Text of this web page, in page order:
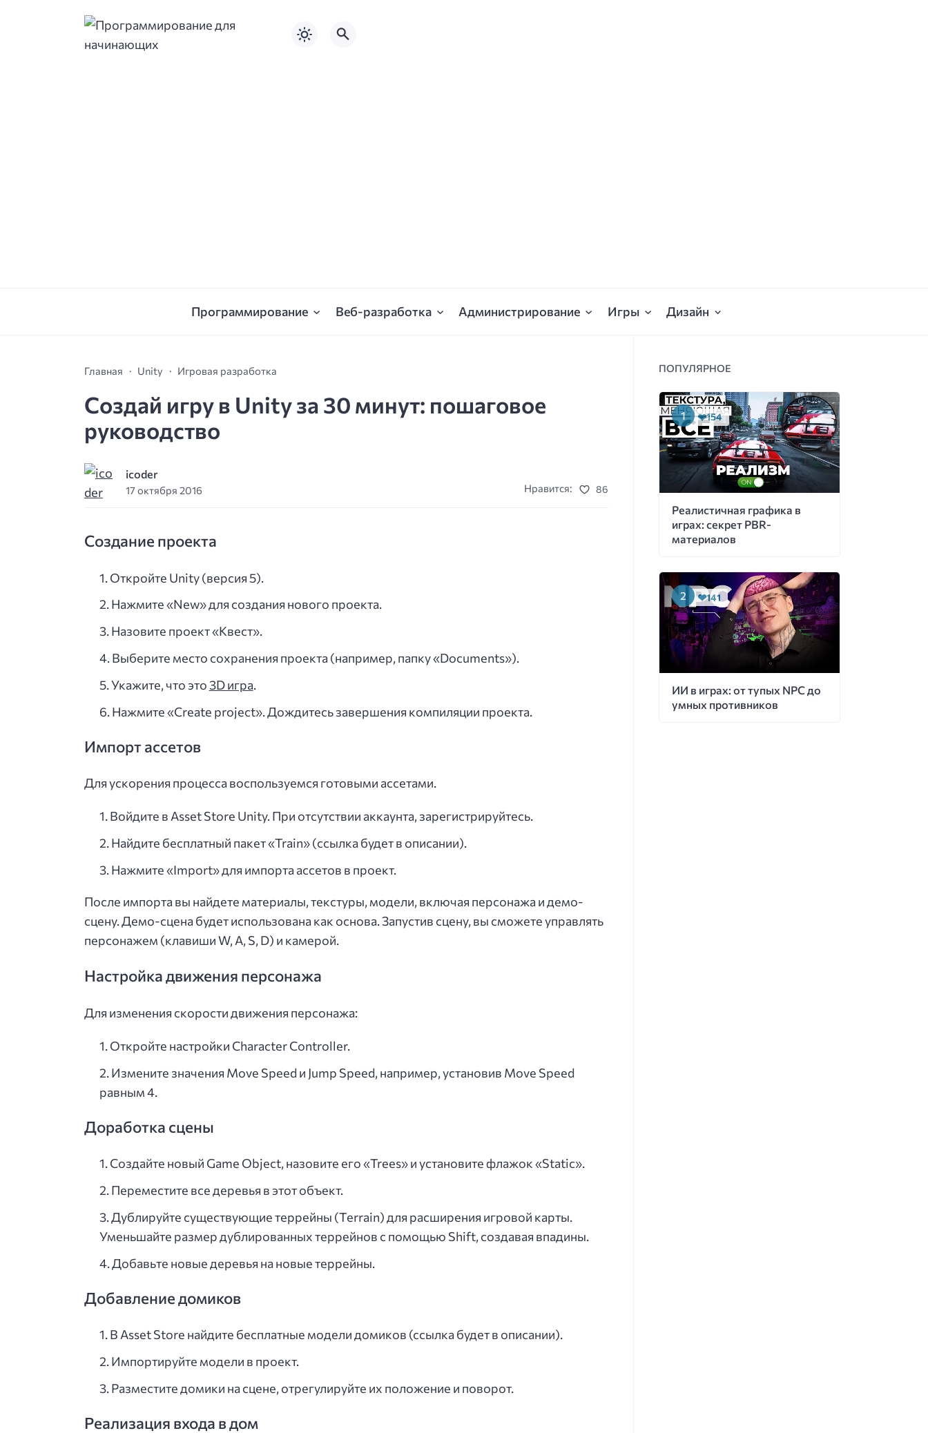
Программирование Веб-разработка Администрирование Игры Дизайн
Главная Unity Игровая разработка
Создай игру в Unity за 30 минут: пошаговое
руководство
icoder
17 октября 2016 Нравится: 86
Создание проекта
Откройте Unity (версия 5).
Нажмите «New» для создания нового проекта.
Назовите проект «Квест».
Выберите место сохранения проекта (например, папку «Documents»).
Укажите, что это3D игра.
Нажмите «Create project». Дождитесь завершения компиляции проекта.
Импорт ассетов
Для ускорения процесса воспользуемся готовыми ассетами.
Войдите в Asset Store Unity. При отсутствии аккаунта, зарегистрируйтесь.
Найдите бесплатный пакет «Train» (ссылка будет в описании).
Нажмите «Import» для импорта ассетов в проект.
После импорта вы найдете материалы, текстуры, модели, включая персонажа и демо-
сцену. Демо-сцена будет использована как основа. Запустив сцену, вы сможете управлять
персонажем (клавиши W, A, S, D) и камерой.
Настройка движения персонажа
Для изменения скорости движения персонажа:
Откройте настройки Character Controller.
Измените значения Move Speed и Jump Speed, например, установив Move Speed
равным 4.
Доработка сцены
Создайте новый Game Object, назовите его «Trees» и установите флажок «Static».
Переместите все деревья в этот объект.
Дублируйте существующие террейны (Terrain) для расширения игровой карты.
Уменьшайте размер дублированных террейнов с помощью Shift, создавая впадины.
Добавьте новые деревья на новые террейны.
Добавление домиков
В Asset Store найдите бесплатные модели домиков (ссылка будет в описании).
Импортируйте модели в проект.
Разместите домики на сцене, отрегулируйте их положение и поворот.
Реализация входа в дом
ПОПУЛЯРНОЕ
Реалистичная графика в
играх: секрет PBR-
материалов
154
ИИ в играх: от тупых NPC до
умных противников
141